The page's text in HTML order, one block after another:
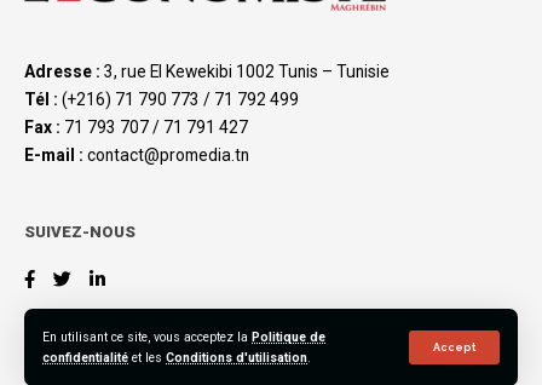
En utilisant ce site, vous acceptez la Politique de
confidentialité et les Conditions d'utilisation.
Accept
Adresse : 3, rue El Kewekibi 1002 Tunis – Tunisie
Tél : (+216) 71 790 773 / 71 792 499
Fax : 71 793 707 / 71 791 427
E-mail : contact@promedia.tn
SUIVEZ-NOUS
©2023 L’Économiste Maghrébin, All Rights Reserved